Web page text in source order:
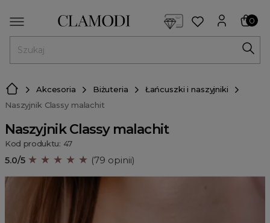
0
Akcesoria Biżuteria
Łańcuszki i naszyjniki
Naszyjnik Classy malachit
Naszyjnik Classy malachit
Kod produktu: 47
5.0/5 ★ ★ ★ ★ ★ (79 opinii)